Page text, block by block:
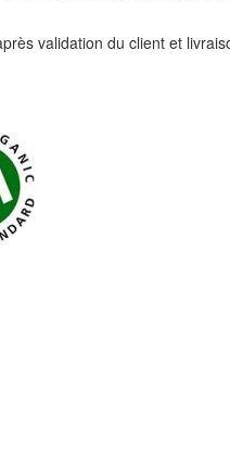
validation du client et